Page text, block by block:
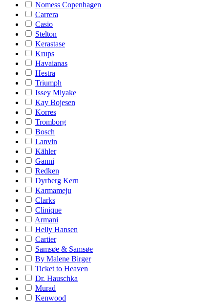
Nomess Copenhagen
Carrera
Casio
Stelton
Kerastase
Krups
Havaianas
Hestra
Triumph
Issey Miyake
Kay Bojesen
Korres
Tromborg
Bosch
Lanvin
Kähler
Ganni
Redken
Dyrberg Kern
Karmameju
Clarks
Clinique
Armani
Helly Hansen
Cartier
Samsøe & Samsøe
By Malene Birger
Ticket to Heaven
Dr. Hauschka
Murad
Kenwood